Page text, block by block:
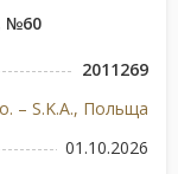
№60
2011269
– S.K.A., Польща
01.10.2026